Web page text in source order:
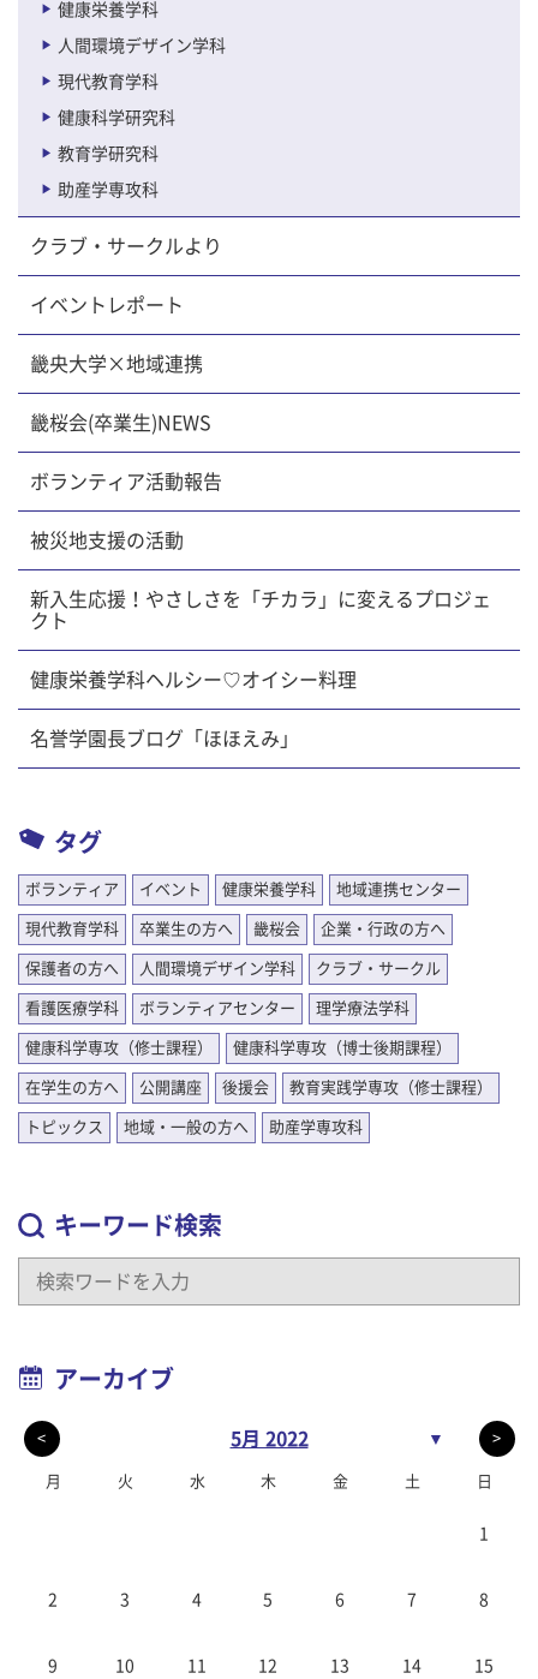
健康栄養学科
人間環境デザイン学科
現代教育学科
健康科学研究科
教育学研究科
助産学専攻科
クラブ・サークルより
イベントレポート
畿央大学×地域連携
畿桜会(卒業生)NEWS
ボランティア活動報告
被災地支援の活動
新入生応援！やさしさを「チカラ」に変えるプロジェ
クト
健康栄養学科ヘルシー♡オイシー料理
名誉学園長ブログ「ほほえみ」
タグ
ボランティア イベント 健康栄養学科 地域連携センター
現代教育学科 卒業生の方へ 畿桜会 企業・行政の方へ
保護者の方へ 人間環境デザイン学科 クラブ・サークル
看護医療学科 ボランティアセンター 理学療法学科
健康科学専攻（修士課程） 健康科学専攻（博士後期課程）
在学生の方へ 公開講座 後援会 教育実践学専攻（修士課程）
トピックス 地域・一般の方へ 助産学専攻科
キーワード検索
アーカイブ
< 5月 2022 ▼ >
月 火 水 木 金 土 日
1
2 3 4 5 6 7 8
9 10 11 12 13 14 15